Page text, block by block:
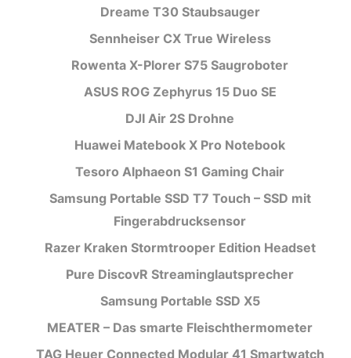
Dreame T30 Staubsauger
Sennheiser CX True Wireless
Rowenta X-Plorer S75 Saugroboter
ASUS ROG Zephyrus 15 Duo SE
DJI Air 2S Drohne
Huawei Matebook X Pro Notebook
Tesoro Alphaeon S1 Gaming Chair
Samsung Portable SSD T7 Touch – SSD mit
Fingerabdrucksensor
Razer Kraken Stormtrooper Edition Headset
Pure DiscovR Streaminglautsprecher
Samsung Portable SSD X5
MEATER – Das smarte Fleischthermometer
TAG Heuer Connected Modular 41 Smartwatch